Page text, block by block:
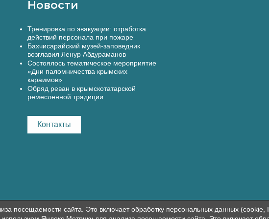
Новости
Тренировка по эвакуации: отработка
действий персонала при пожаре
Бахчисарайский музей-заповедник
возглавил Ленур Абдураманов
Состоялось тематическое мероприятие
«Дни паломничества крымских
караимов»
Обряд реван в крымскотатарской
ремесленной традиции
Контакты
посещаемости сайта. Это включает обработку персональных данных (cookie,